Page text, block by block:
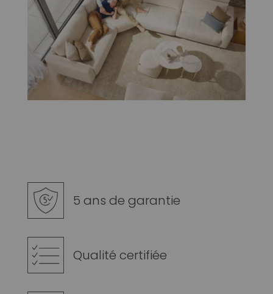
5 ans de garantie
Qualité certifiée